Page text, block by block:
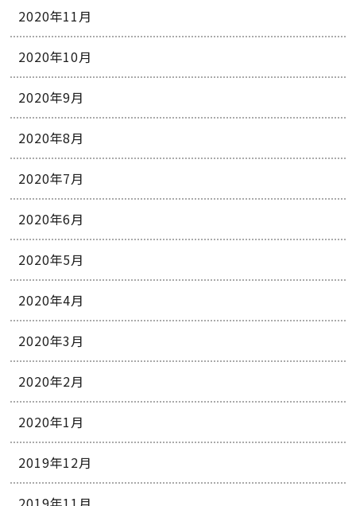
2020年11月
2020年10月
2020年9月
2020年8月
2020年7月
2020年6月
2020年5月
2020年4月
2020年3月
2020年2月
2020年1月
2019年12月